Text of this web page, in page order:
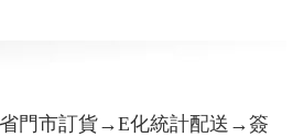
門市訂貨→E化統計配送→簽